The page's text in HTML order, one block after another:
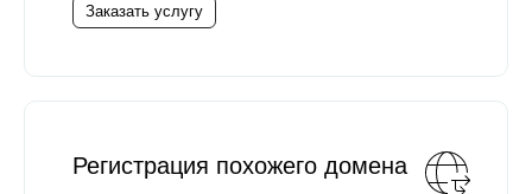
Заказать услугу
Регистрация похожего домена